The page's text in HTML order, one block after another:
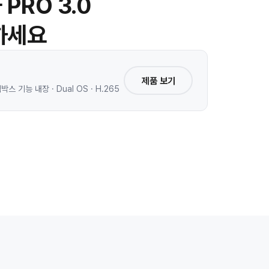
세요
스 기능 내장 · Dual OS · H.265
제품 보기